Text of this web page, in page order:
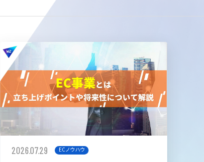
2026.07.29 ECノウハウ